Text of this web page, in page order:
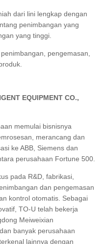
dari lini lengkap dengan
penimbangan yang
yang tinggi.
pengemasan,
EQUIPMENT CO.,
memulai bisnisnya
merancang dan
ke ABB, Siemens dan
perusahaan Fortune 500.
pada R&D, fabrikasi,
dan pengemasan
kontrol otomatis. Sebagai
TO-U telah bekerja
Meiweixian
banyak perusahaan
lainnya dengan